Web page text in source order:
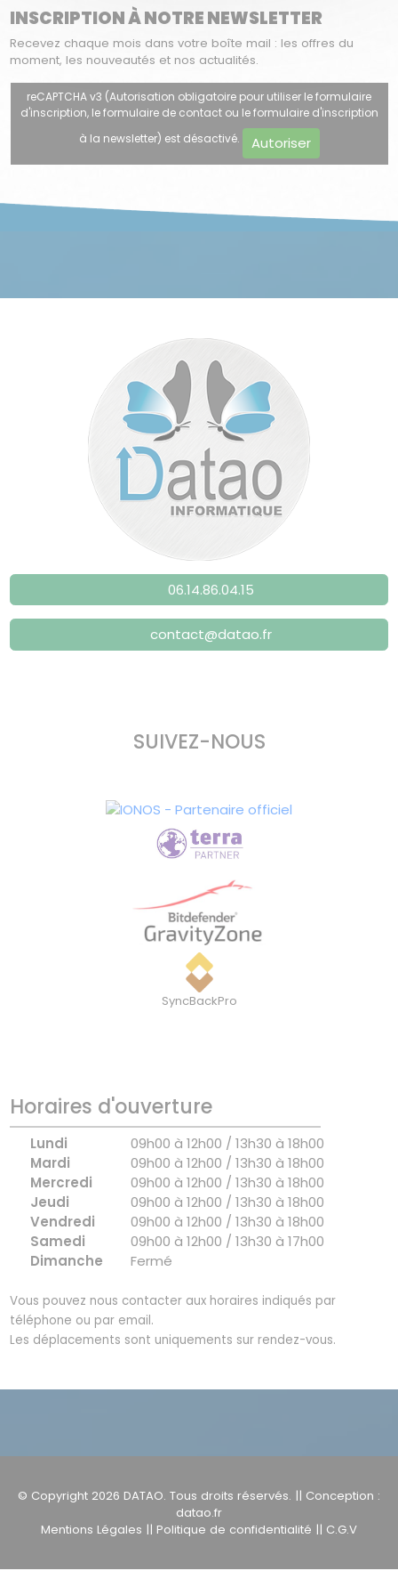
INSCRIPTION À NOTRE NEWSLETTER
Recevez chaque mois dans votre boîte mail : les offres du
moment, les nouveautés et nos actualités.
reCAPTCHA v3 (Autorisation obligatoire pour utiliser le formulaire
d'inscription, le formulaire de contact ou le formulaire d'inscription
à la newsletter) est désactivé.
Autoriser
06.14.86.04.15
contact@datao.fr
SUIVEZ-NOUS
SyncBackPro
Horaires d'ouverture
Lundi
09h00 à 12h00 / 13h30 à 18h00
Mardi
09h00 à 12h00 / 13h30 à 18h00
Mercredi
09h00 à 12h00 / 13h30 à 18h00
Jeudi
09h00 à 12h00 / 13h30 à 18h00
Vendredi
09h00 à 12h00 / 13h30 à 18h00
Samedi
09h00 à 12h00 / 13h30 à 17h00
Dimanche
Fermé
Vous pouvez nous contacter aux horaires indiqués par
téléphone ou par email.
Les déplacements sont uniquements sur rendez-vous.
© Copyright 2026 DATAO. Tous droits réservés. || Conception :
datao.fr
Mentions Légales || Politique de confidentialité || C.G.V